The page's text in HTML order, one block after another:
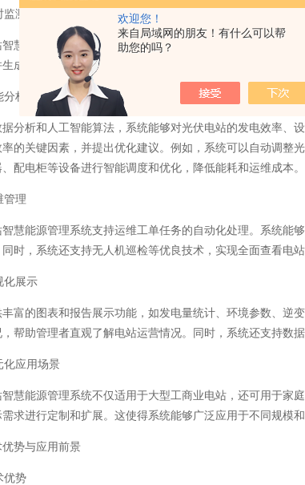
欢迎您！
来自局域网的朋友！有什么可以帮
助您的吗？
监测与预警
慧能源管理系统能够实时监测光伏电站的各项运行参数，
成预警信息，通知运维人员及时处理。这大大降低了故障
分析与优化
分析和人工智能算法，系统能够对光伏电站的发电效率、
的关键因素，并提出优化建议。例如，系统可以自动调整
配电柜等设备进行智能调度和优化，降低能耗和运维成本。
管理
慧能源管理系统支持运维工单任务的自动化处理。系统能
时，系统还支持无人机巡检等优良技术，实现全面查看电
化展示
丰富的图表和报告展示功能，如发电量统计、环境参数、逆
帮助管理者直观了解电站运营情况。同时，系统还支持数
化应用场景
慧能源管理系统不仅适用于大型工商业电站，还可用于家
需求进行定制和扩展。这使得系统能够广泛应用于不同规模
势与应用前景
优势